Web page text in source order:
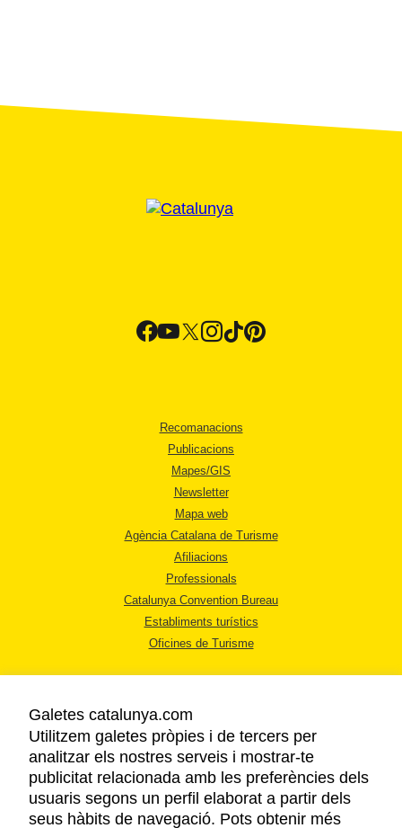
Recomanacions
Publicacions
Mapes/GIS
Newsletter
Mapa web
Agència Catalana de Turisme
Afiliacions
Professionals
Catalunya Convention Bureau
Establiments turístics
Oficines de Turisme
AVÍS LEGAL
POLÍTICA DE PRIVACITAT
COOKIES
Galetes catalunya.com
Utilitzem galetes pròpies i de tercers per
analitzar els nostres serveis i mostrar-te
publicitat relacionada amb les preferències dels
usuaris segons un perfil elaborat a partir dels
seus hàbits de navegació. Pots obtenir més